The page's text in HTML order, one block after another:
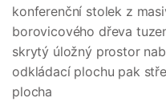
konferenční stolek z
borovicového dřeva
skrytý úložný prostor
odkládací plochu pak
plocha